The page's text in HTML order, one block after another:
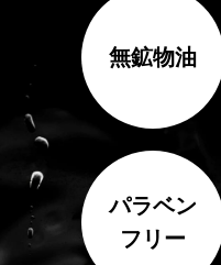
無鉱物油
パラベン
フリー